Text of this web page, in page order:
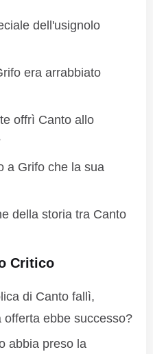
dell'usignolo
era arrabbiato
offrì Canto allo
a Grifo che la sua
della storia tra Canto
Critico
di Canto fallì,
ebbe successo?
abbia preso la